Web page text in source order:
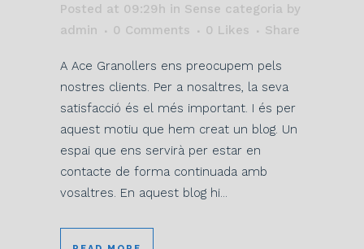
Posted at 09:29h in Sense categoria by
admin
0 Comments 0 Likes Share
A Ace Granollers ens preocupem pels
nostres clients. Per a nosaltres, la seva
satisfacció és el més important. I és per
aquest motiu que hem creat un blog. Un
espai que ens servirà per estar en
contacte de forma continuada amb
vosaltres. En aquest blog hi...